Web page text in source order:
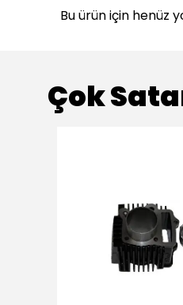
Bu ürün için henüz
Çok